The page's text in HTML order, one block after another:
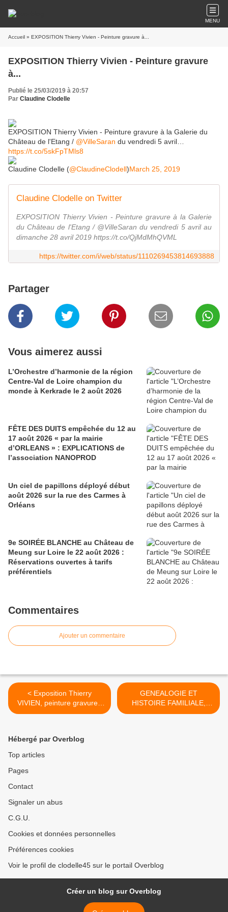
MENU
Accueil » EXPOSITION Thierry Vivien - Peinture gravure à...
EXPOSITION Thierry Vivien - Peinture gravure
à...
Publié le 25/03/2019 à 20:57
Par Claudine Clodelle
EXPOSITION Thierry Vivien - Peinture gravure à la Galerie du
Château de l'Etang / @VilleSaran du vendredi 5 avril…
https://t.co/5skFpTMls8
Claudine Clodelle (@ClaudineClodell)March 25, 2019
Claudine Clodelle on Twitter
EXPOSITION Thierry Vivien - Peinture gravure à la Galerie
du Château de l'Etang / @VilleSaran du vendredi 5 avril au
dimanche 28 avril 2019 https://t.co/QjMdMhQVML
https://twitter.com/i/web/status/1110269453814693888
Partager
Vous aimerez aussi
L’Orchestre d’harmonie de la région
Centre-Val de Loire champion du
monde à Kerkrade le 2 août 2026
FÊTE DES DUITS empêchée du 12 au
17 août 2026 « par la mairie
d’ORLEANS » : EXPLICATIONS de
l’association NANOPROD
Un ciel de papillons déployé début
août 2026 sur la rue des Carmes à
Orléans
9e SOIRÉE BLANCHE au Château de
Meung sur Loire le 22 août 2026 :
Réservations ouvertes à tarifs
préférentiels
Commentaires
Ajouter un commentaire
< Exposition Thierry
VIVIEN, peinture gravure -
Galerie du château de
GENEALOGIE ET
HISTOIRE FAMILIALE,
pourquoi et comment en
Hébergé par Overblog
Top articles
Pages
Contact
Signaler un abus
C.G.U.
Cookies et données personnelles
Préférences cookies
Voir le profil de clodelle45 sur le portail Overblog
Créer un blog sur Overblog